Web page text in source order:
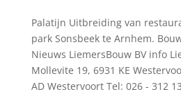
Palatijn Uitbreiding van
park Sonsbeek te Arnhem.
Nieuws LiemersBouw BV info
Mollevite 19, 6931 KE
AD Westervoort Tel: 026 - 312